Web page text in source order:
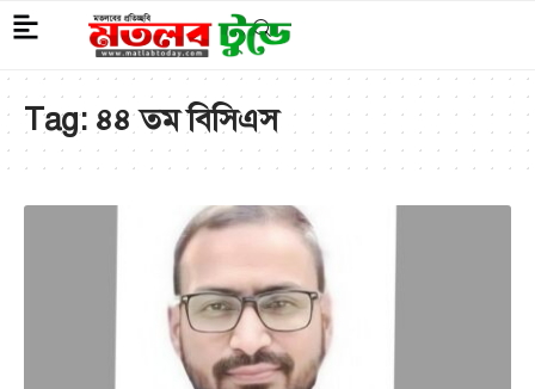
Tag: ৪৪ তম বিসিএস